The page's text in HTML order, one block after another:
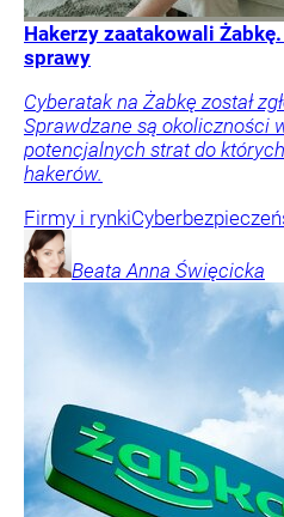
Hakerzy zaatakowali
sprawy
Cyberatak na Żabkę został
Sprawdzane są okoliczności
potencjalnych strat do
hakerów.
Firmy i rynki
Beata Anna Święcicka